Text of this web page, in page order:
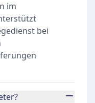
im
bei